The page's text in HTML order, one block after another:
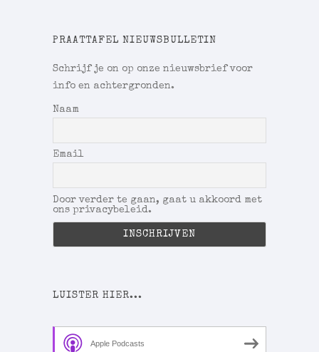
PRAATTAFEL NIEUWSBULLETIN
Schrijf je on op onze nieuwsbrief voor
info en achtergronden.
Naam
Email
Door verder te gaan, gaat u akkoord met
ons privacybeleid.
LUISTER HIER...
Apple Podcasts